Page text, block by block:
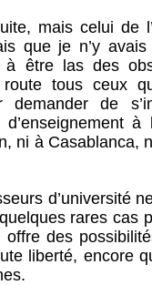
mais celui
que je n’y avais
être las des
tous ceux
de
à
ni à Casablanca,
d’université
rares cas
des
liberté, encore